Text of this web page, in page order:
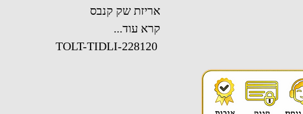
אריזת שק קנבס
קרא עוד...
TOLT-TIDLI-228120